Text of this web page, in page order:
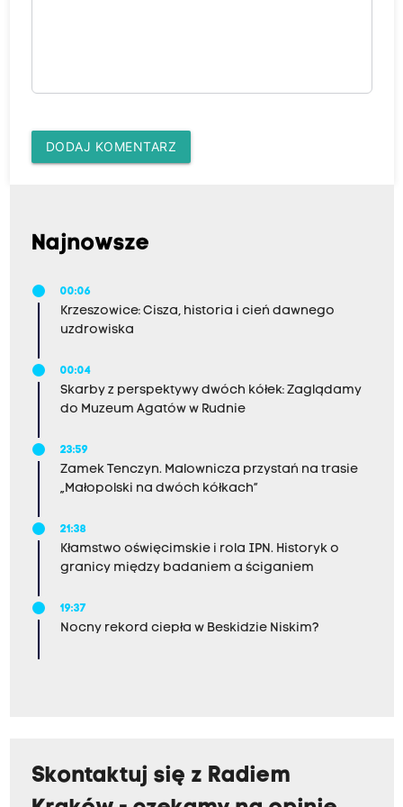
DODAJ KOMENTARZ
Najnowsze
00:06
Krzeszowice: Cisza, historia i cień dawnego
uzdrowiska
00:04
Skarby z perspektywy dwóch kółek: Zaglądamy
do Muzeum Agatów w Rudnie
23:59
Zamek Tenczyn. Malownicza przystań na trasie
„Małopolski na dwóch kółkach”
21:38
Kłamstwo oświęcimskie i rola IPN. Historyk o
granicy między badaniem a ściganiem
19:37
Nocny rekord ciepła w Beskidzie Niskim?
Skontaktuj się z Radiem